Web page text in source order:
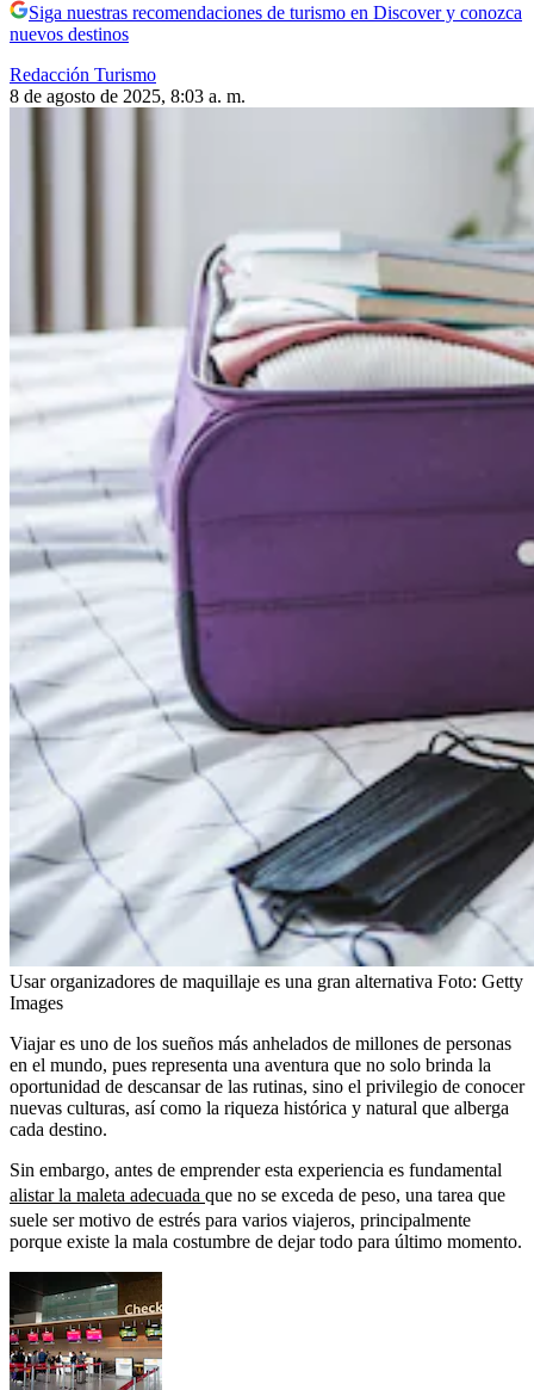
Siga nuestras recomendaciones de turismo en Discover y conozca
nuevos destinos
Redacción Turismo
8 de agosto de 2025, 8:03 a. m.
Usar organizadores de maquillaje es una gran alternativa Foto: Getty
Images
Viajar es uno de los sueños más anhelados de millones de personas
en el mundo, pues representa una aventura que no solo brinda la
oportunidad de descansar de las rutinas, sino el privilegio de conocer
nuevas culturas, así como la riqueza histórica y natural que alberga
cada destino.
Sin embargo, antes de emprender esta experiencia es fundamental
alistar la maleta adecuada que no se exceda de peso, una tarea que
suele ser motivo de estrés para varios viajeros, principalmente
porque existe la mala costumbre de dejar todo para último momento.